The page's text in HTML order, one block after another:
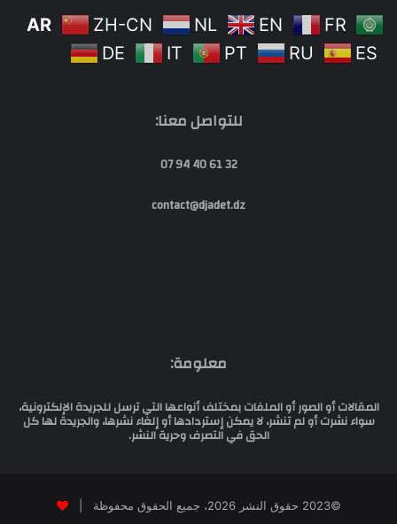
AR ZH-CN NL EN
FR
DE
IT PT RU ES
للتواصل معنا:
32 61 40 94 07
contact@djadet.dz
معلومة:
المقالات أو الصور أو الملفات بمختلف أنواعها التي ترسل للجريدة الإلكترونية،
سواء نشرت أو لم تنشر، لا يمكن إستردادها أو إلغاء نشرها، والجريدة لها كل
الحق في التصرف وحرية النشر.
©2023 حقوق النشر 2026، جميع الحقوق محفوظة |